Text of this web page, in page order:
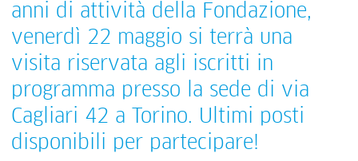
anni di attività della Fondazione,
venerdì 22 maggio si terrà una
visita riservata agli iscritti in
programma presso la sede di via
Cagliari 42 a Torino. Ultimi posti
disponibili per partecipare!